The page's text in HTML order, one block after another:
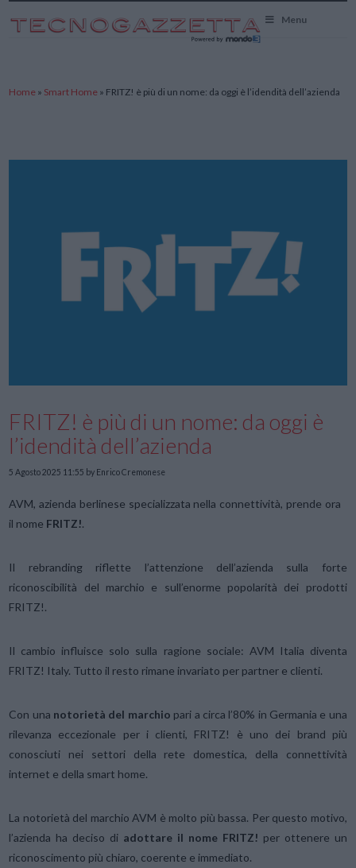
Menu
Home » Smart Home » FRITZ! è più di un nome: da oggi è l’idendità dell’azienda
FRITZ! è più di un nome: da oggi è
l’idendità dell’azienda
5 Agosto 2025 11:55 by Enrico Cremonese
AVM, azienda berlinese specializzata nella connettività, prende ora
il nome FRITZ!.
Il rebranding riflette l’attenzione dell’azienda sulla forte
riconoscibilità del marchio e sull’enorme popolarità dei prodotti
FRITZ!.
Il cambio influisce solo sulla ragione sociale: AVM Italia diventa
FRITZ! Italy. Tutto il resto rimane invariato per partner e clienti.
Con una notorietà del marchio pari a circa l’80% in Germania e una
rilevanza eccezionale per i clienti, FRITZ! è uno dei brand più
conosciuti nei settori della rete domestica, della connettività
internet e della smart home.
La notorietà del marchio AVM è molto più bassa. Per questo motivo,
l’azienda ha deciso di adottare il nome FRITZ! per ottenere un
riconoscimento più chiaro, coerente e immediato.